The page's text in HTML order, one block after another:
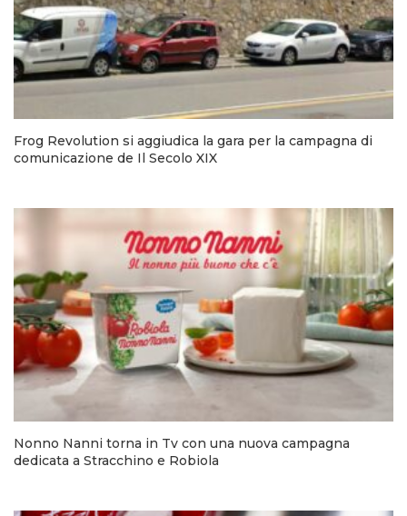
Frog Revolution si aggiudica la gara per la campagna di
comunicazione de Il Secolo XIX
Nonno Nanni torna in Tv con una nuova campagna
dedicata a Stracchino e Robiola